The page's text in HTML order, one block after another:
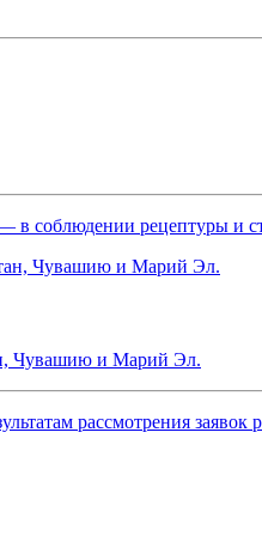
— в соблюдении рецептуры и
Чувашию и Марий Эл.
рассмотрения заявок